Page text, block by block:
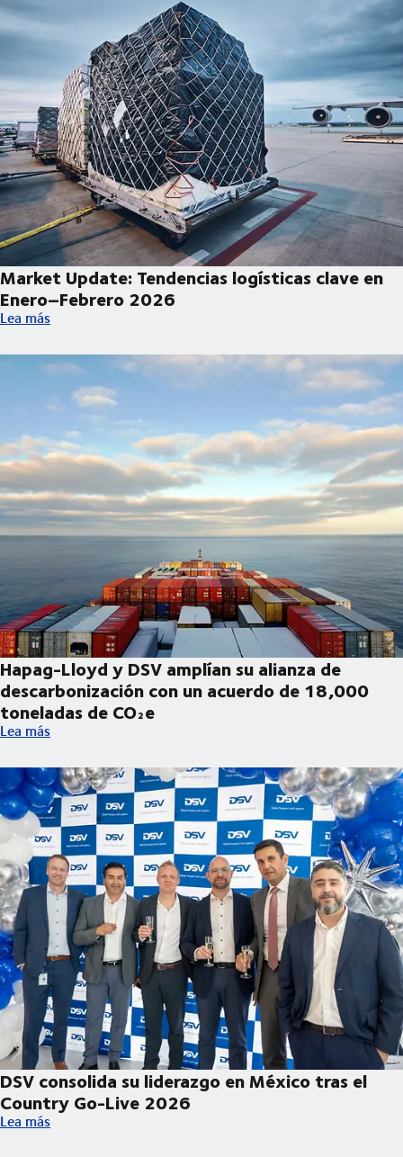
Market Update: Tendencias logísticas clave en
Enero–Febrero 2026
Market Update: Tendencias logísticas clave en Enero–Febrero
Lea más
Hapag-Lloyd y DSV amplían su alianza de
descarbonización con un acuerdo de 18,000
toneladas de CO₂e
Hapag-Lloyd y DSV amplían su alianza de descarbonización
Lea más
DSV consolida su liderazgo en México tras el
Country Go-Live 2026
DSV consolida su liderazgo en México tras el Country Go-Live
Lea más